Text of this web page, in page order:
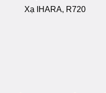
Xạ IHARA, R720